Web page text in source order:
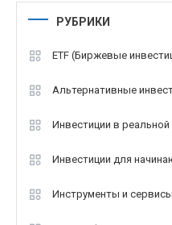
РУБРИКИ
ETF (Биржевые
Альтернативные
Инвестиции в реальной
Инвестиции для
Инструменты и сервисы